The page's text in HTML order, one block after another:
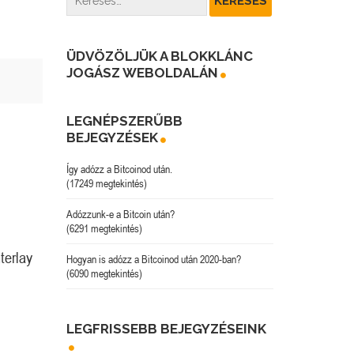
ÜDVÖZÖLJÜK A BLOKKLÁNC
JOGÁSZ WEBOLDALÁN
LEGNÉPSZERŰBB
BEJEGYZÉSEK
Így adózz a Bitcoinod után.
(17249 megtekintés)
Adózzunk-e a Bitcoin után?
(6291 megtekintés)
Hogyan is adózz a Bitcoinod után 2020-ban?
(6090 megtekintés)
LEGFRISSEBB BEJEGYZÉSEINK